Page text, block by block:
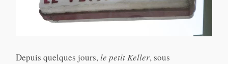
Depuis quelques jours,le petit Keller, sous